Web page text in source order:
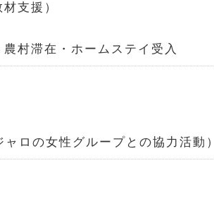
支援）
村滞在・ホームステイ受入
ロの女性グループとの協力活動）